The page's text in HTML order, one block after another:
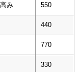
み 550
440
770
330